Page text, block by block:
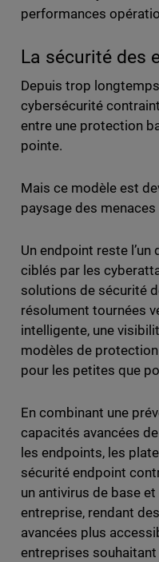
performances
La sécurité des
Depuis trop
cybersécurité
entre une protection
pointe.
Mais ce modèle est
paysage des menaces
Un endpoint reste l’un
ciblés par les
solutions de sécurité
résolument tournées
intelligente, une
modèles de
pour les petites que
En combinant une
capacités avancées
les endpoints, les
sécurité endpoint
un antivirus de base
entreprise, rendant
avancées plus
entreprises